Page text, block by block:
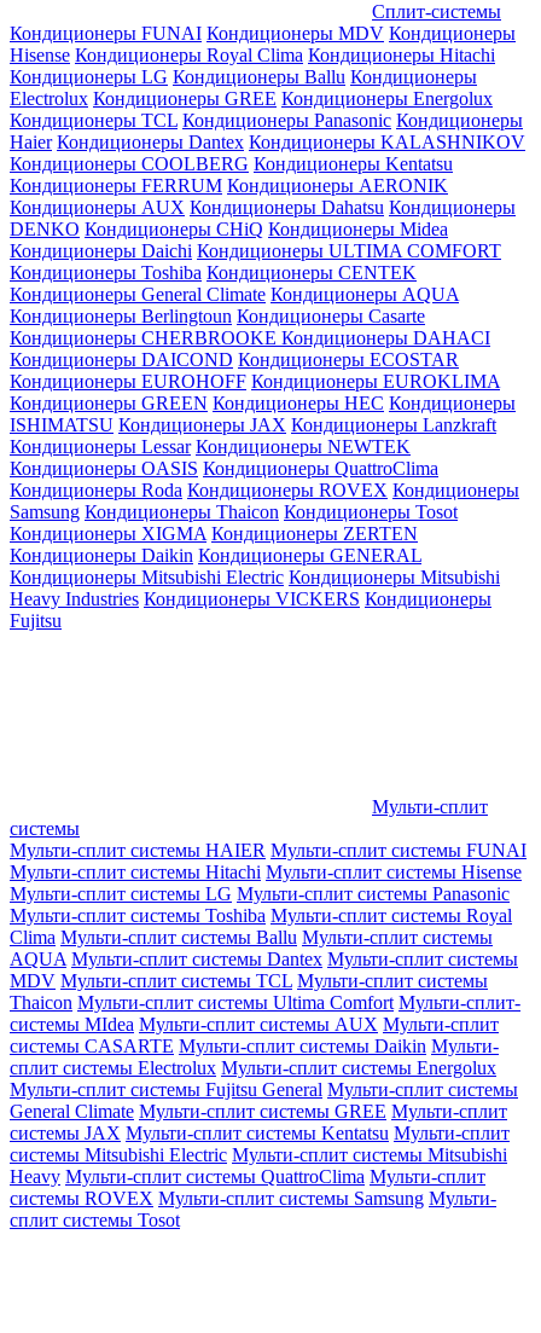
Сплит-системы
Кондиционеры FUNAI Кондиционеры MDV Кондиционеры
Hisense Кондиционеры Royal Clima Кондиционеры Hitachi
Кондиционеры LG Кондиционеры Ballu Кондиционеры
Electrolux Кондиционеры GREE Кондиционеры Energolux
Кондиционеры TCL Кондиционеры Panasonic Кондиционеры
Haier Кондиционеры Dantex Кондиционеры KALASHNIKOV
Кондиционеры СOOLBERG Кондиционеры Kentatsu
Кондиционеры FERRUM Кондиционеры AERONIK
Кондиционеры AUX Кондиционеры Dahatsu Кондиционеры
DENKO Кондиционеры CHiQ Кондиционеры Midea
Кондиционеры Daichi Кондиционеры ULTIMA COMFORT
Кондиционеры Toshiba Кондиционеры CENTEK
Кондиционеры General Climate Кондиционеры AQUA
Кондиционеры Berlingtoun Кондиционеры Casarte
Кондиционеры CHERBROOKE Кондиционеры DAHACI
Кондиционеры DAICOND Кондиционеры ECOSTAR
Кондиционеры EUROHOFF Кондиционеры EUROKLIMA
Кондиционеры GREEN Кондиционеры HEC Кондиционеры
ISHIMATSU Кондиционеры JAX Кондиционеры Lanzkraft
Кондиционеры Lessar Кондиционеры NEWTEK
Кондиционеры OASIS Кондиционеры QuattroClima
Кондиционеры Roda Кондиционеры ROVEX Кондиционеры
Samsung Кондиционеры Thaicon Кондиционеры Tosot
Кондиционеры XIGMA Кондиционеры ZERTEN
Кондиционеры Daikin Кондиционеры GENERAL
Кондиционеры Mitsubishi Electric Кондиционеры Mitsubishi
Heavy Industries Кондиционеры VICKERS Кондиционеры
Fujitsu
Мульти-сплит
системы
Мульти-сплит системы HAIER Мульти-сплит системы FUNAI
Мульти-сплит системы Hitachi Мульти-сплит системы Hisense
Мульти-сплит системы LG Мульти-сплит системы Panasonic
Мульти-сплит системы Toshiba Мульти-сплит системы Royal
Clima Мульти-сплит системы Ballu Мульти-сплит системы
AQUA Мульти-сплит системы Dantex Мульти-сплит системы
MDV Мульти-сплит системы TCL Мульти-сплит системы
Thaicon Мульти-сплит системы Ultima Comfort Мульти-сплит-
системы MIdea Мульти-сплит системы AUX Мульти-сплит
системы CASARTE Мульти-сплит системы Daikin Мульти-
сплит системы Electrolux Мульти-сплит системы Energolux
Мульти-сплит системы Fujitsu General Мульти-сплит системы
General Climate Мульти-сплит системы GREE Мульти-сплит
системы JAX Мульти-сплит системы Kentatsu Мульти-сплит
системы Mitsubishi Electric Мульти-сплит системы Mitsubishi
Heavy Мульти-сплит системы QuattroClima Мульти-сплит
системы ROVEX Мульти-сплит системы Samsung Мульти-
сплит системы Tosot